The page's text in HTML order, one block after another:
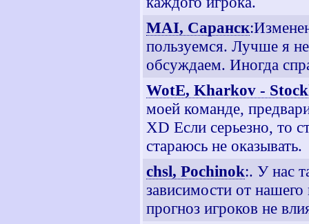
MAI, Саранск
пользуемся. Лучше я
обсуждаем. Иногда
WotE, Kharkov -
моей команде,
XD Если серьезно, то
стараюсь не оказывать.
chsl, Pochinok:. У нас
зависимости от
прогноз игроков не